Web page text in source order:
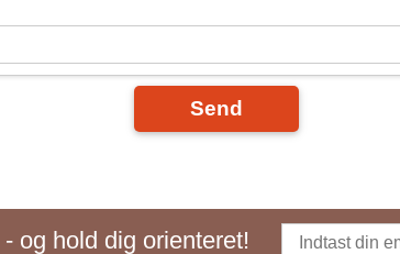
Send
og hold dig orienteret!